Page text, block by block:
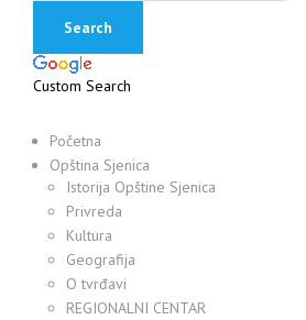
Custom Search
Početna
Opština Sjenica
Istorija Opštine Sjenica
Privreda
Kultura
Geografija
O tvrđavi
REGIONALNI CENTAR